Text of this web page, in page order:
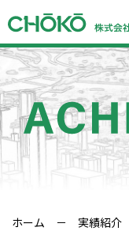
ホーム － 実績紹介